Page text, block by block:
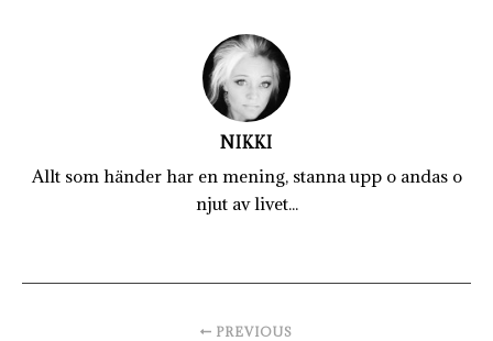
NIKKI
Allt som händer har en mening, stanna upp o andas o
njut av livet...
PREVIOUS